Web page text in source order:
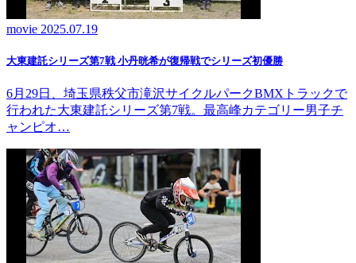
movie 2025.07.19
大東建託シリーズ第7戦 ⼩丹晄希が復帰戦でシリーズ初優勝
6月29日、埼玉県秩父市滝沢サイクルパークBMXトラックで
行われた大東建託シリーズ第7戦。最高峰カテゴリー男子チ
ャンピオ…